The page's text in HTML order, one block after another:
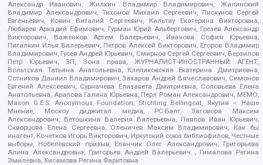
Александр Иванович, Жилкин Владимир Владимирович, Жилинский
Владимир Александрович, Тихонов Михаил Сергеевич, Пискунов Сергей
Евгеньевич, Ковин Виталий Сергеевич, Кильтау Екатерина Викторовна,
Любарев Аркадий Ефимович, Гурман Юрий Альбертович, Грезев Александр
Викторович, Важенков Артем Валерьевич, Иванова София Юрьевна,
Пигалкин Илья Валерьевич, Петров Алексей Викторович, Егоров Владимир
Владимирович, Гусев Андрей Юрьевич, Смирнов Сергей Сергеевич, Верзилов
Петр Юрьевич, ЗП, Зона права, ЖУРНАЛИСТ-ИНОСТРАННЫЙ АГЕНТ,
Вольтская Татьяна Анатольевна, Клепиковская Екатерина Дмитриевна,
Сотников Даниил Владимирович, Захаров Андрей Вячеславович, Симонов
Евгений Алексеевич, Сурначева Елизавета Дмитриевна, Соловьева Елена
Анатольевна, Арапова Галина Юрьевна, Перл Роман Александрович, МЕМО,
Mason G.E.S. Anonymous Foundation, Stichting Bellingcat, Якутия – Наше
Мнение, Москоу диджитал медиа, РС-Балт, Заговора Максим
Александрович, Ветошкина Валерия Валерьевна, Павлов Иван Юрьевич,
Скворцова Елена Сергеевна, Оленичев Максим Владимирович, Как бы
инагент, Кочетков Игорь Викторович, Иркутский союз библиофилов, Честные
выборы, Нобелевский призыв, Еланчик Олег Александрович, Григорьева
Алина Александровна, Григорьев Андрей Валерьевич , Гималова Регина
Эмилевна, Хисамова Регина Фаритовна